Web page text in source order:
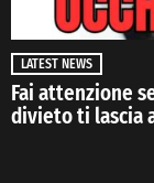
LATEST NEWS
Fai attenzione
divieto ti lascia